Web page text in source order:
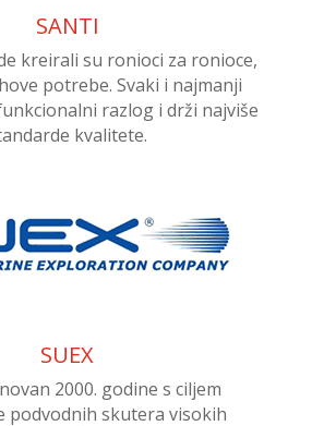
SANTI
kreirali su ronioci za ronioce,
potrebe. Svaki i najmanji
razlog i drži najviše
kvalitete.
SUEX
2000. godine s ciljem
podvodnih skutera visokih